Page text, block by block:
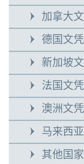
加拿大
德国文
新加坡
法国文
澳洲文
马来西
其他国